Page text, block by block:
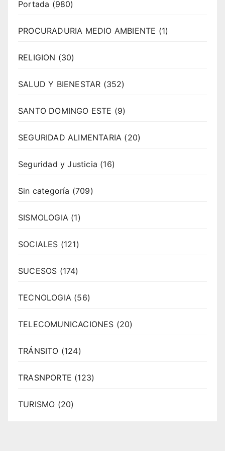
Portada (980)
PROCURADURIA MEDIO AMBIENTE (1)
RELIGION (30)
SALUD Y BIENESTAR (352)
SANTO DOMINGO ESTE (9)
SEGURIDAD ALIMENTARIA (20)
Seguridad y Justicia (16)
Sin categoría (709)
SISMOLOGIA (1)
SOCIALES (121)
SUCESOS (174)
TECNOLOGIA (56)
TELECOMUNICACIONES (20)
TRÁNSITO (124)
TRASNPORTE (123)
TURISMO (20)